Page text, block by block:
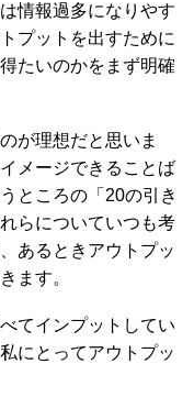
情報過多になりやす
プットを出すために
たいのかをまず明確
が理想だと思いま
メージできることば
ところの「20の引き
らについていつも考
あるときアウトプッ
ます。
てインプットしてい
にとってアウトプッ